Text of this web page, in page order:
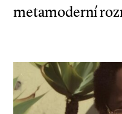
metamoderní